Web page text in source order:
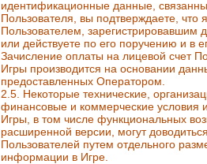
идентификационные данные,
Пользователя, вы подтверждаете, что
Пользователем, зарегистрировавшим
или действуете по его поручению и в
Зачисление оплаты на лицевой счет
Игры производится на основании
предоставленных Оператором.
2.5. Некоторые технические,
финансовые и коммерческие условия
Игры, в том числе функциональных
расширенной версии, могут
Пользователей путем отдельного
информации в Игре.